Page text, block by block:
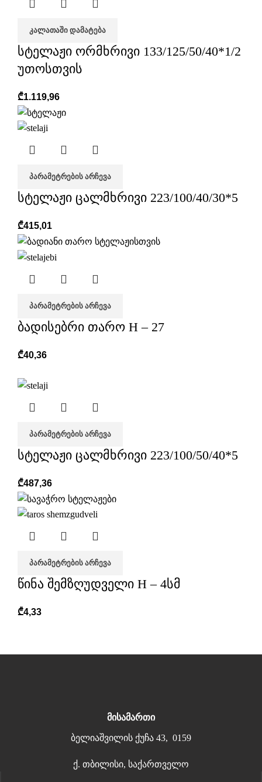
ᲙᲐᲚᲐᲗᲐᲨᲘ ᲓᲐᲛᲐᲢᲔᲑᲐ
სტელაჟი ორმხრივი 133/125/50/40*1/2
უთოსთვის
₾1.119,96
ᲞᲐᲠᲐᲛᲔᲢᲠᲔᲑᲘᲡ ᲐᲠᲩᲔᲕᲐ
სტელაჟი ცალმხრივი 223/100/40/30*5
₾415,01
ᲞᲐᲠᲐᲛᲔᲢᲠᲔᲑᲘᲡ ᲐᲠᲩᲔᲕᲐ
ბადისებრი თარო H – 27
₾40,36
ᲞᲐᲠᲐᲛᲔᲢᲠᲔᲑᲘᲡ ᲐᲠᲩᲔᲕᲐ
სტელაჟი ცალმხრივი 223/100/50/40*5
₾487,36
ᲞᲐᲠᲐᲛᲔᲢᲠᲔᲑᲘᲡ ᲐᲠᲩᲔᲕᲐ
წინა შემზღუდველი H – 4სმ
₾4,33
მისამართი
ბელიაშვილის ქუჩა 43, 0159
ქ. თბილისი, საქართველო